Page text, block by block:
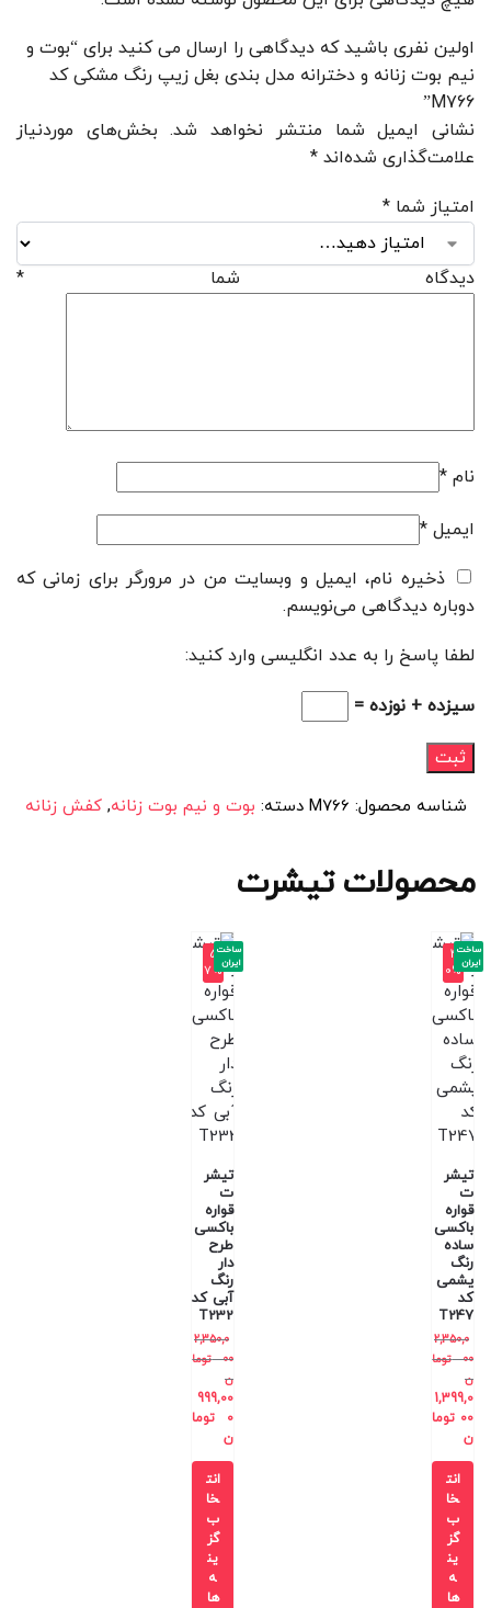
اولین نفری باشید که دیدگاهی را ارسال می کنید برای “بوت و
نیم بوت زنانه و دخترانه مدل بندی بغل زیپ رنگ مشکی کد
M766”
نشانی ایمیل شما منتشر نخواهد شد. بخش‌های موردنیاز
علامت‌گذاری شده‌اند *
امتیاز شما *
دیدگاه شما *
نام *
ایمیل *
ذخیره نام، ایمیل و وبسایت من در مرورگر برای زمانی که
دوباره دیدگاهی می‌نویسم.
لطفا پاسخ را به عدد انگلیسی وارد کنید:
سیزده + نوزده =
شناسه محصول: M766 دسته: بوت و نیم بوت زنانه,کفش زنانه
محصولات تیشرت
-4
0%
تیشر
ت
قواره
باکسی
ساده
رنگ
یشمی
کد
T247
2,350,0
00
توما
ن
1,399,0
00 توما
ن
ساخت
ایران
انت
خا
ب
گز
ین
ه
ها
-5
7%
تیشر
ت
قواره
باکسی
طرح
دار
رنگ
آبی کد
T232
2,350,0
00
توما
ن
999,00
0
توما
ن
ساخت
ایران
انت
خا
ب
گز
ین
ه
ها